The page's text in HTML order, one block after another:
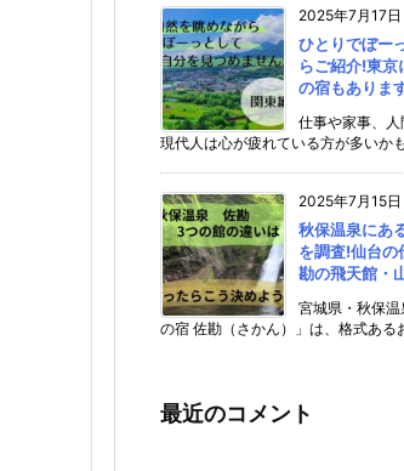
2025年7月17日
ひとりでぼー
らご紹介!東
の宿もありま
仕事や家事、人
現代人は心が疲れている方が多いか
2025年7月15日
秋保温泉にあ
を調査!仙台の
勘の飛天館・
宮城県・秋保
の宿 佐勘（さかん）」は、格式ある
最近のコメント